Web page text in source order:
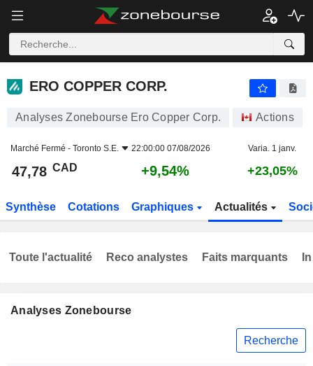
ERO COPPER CORP.
ERO COPPER CORP.
Analyses Zonebourse Ero Copper Corp. Actions
Marché Fermé - Toronto S.E. 22:00:00 07/08/2026 Varia. 1 janv.
47,78 CAD +9,54% +23,05%
Synthèse Cotations Graphiques Actualités
Analyses Zonebourse
Recherche
Toute l'actualité Reco analystes Faits marquants